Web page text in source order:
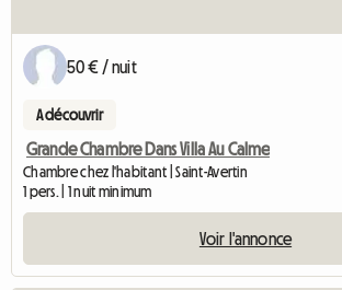
50 € / nuit
A découvrir
Grande Chambre Dans Villa Au Calme
Chambre chez l'habitant | Saint-Avertin
1 pers. | 1 nuit minimum
Voir l'annonce